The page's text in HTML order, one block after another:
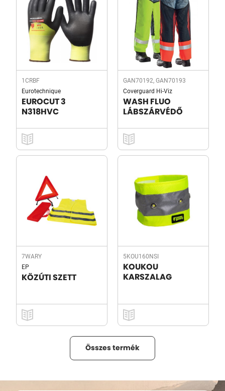
1CRBF
Eurotechnique
EUROCUT 3
N318HVC
GAN70192, GAN70193
Coverguard Hi-Viz
WASH FLUO
LÁBSZÁRVÉDŐ
7WARY
EP
KÖZÚTI SZETT
5KOU160NSI
KOUKOU
KARSZALAG
Összes termék